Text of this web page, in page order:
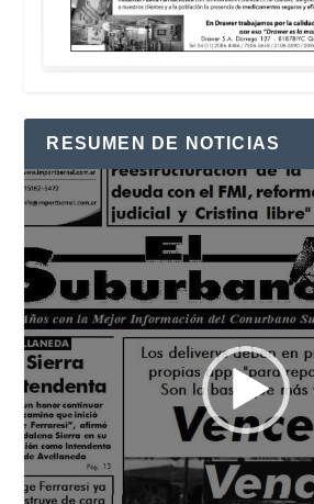
RESUMEN DE NOTICIAS
Reproductor
de
vídeo